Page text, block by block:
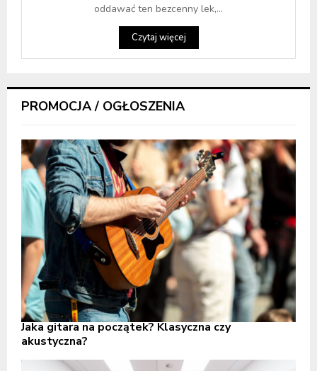
oddawać ten bezcenny lek,...
Czytaj więcej
PROMOCJA / OGŁOSZENIA
Jaka gitara na początek? Klasyczna czy
akustyczna?